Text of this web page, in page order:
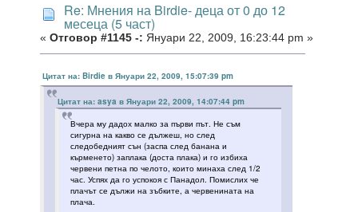
Re: Мнения на Birdie- деца от 0 до 12
месеца (5 част)
« Отговор #1145 -: Януари 22, 2009, 16:23:44 pm »
Цитат на: Birdie в Януари 22, 2009, 15:07:39 pm
Цитат на: asya в Януари 22, 2009, 14:07:44 pm
Вчера му дадох малко за първи път. Не съм
сигурна на какво се дължеш, но след
следобедният сън (заспа след банана и
кърменето) заплака (доста плака) и го избиха
червени петна по челото, които минаха след 1/2
час. Успях да го успокоя с Панадол. Помислих че
плачът се дължи на зъбките, а червенината на
плача.